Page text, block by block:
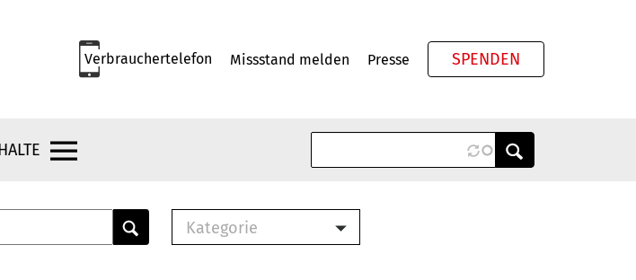
Verbrauchertelefon Missstand melden Presse SPENDEN
Kategorie